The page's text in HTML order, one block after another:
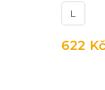
L
622 Kč